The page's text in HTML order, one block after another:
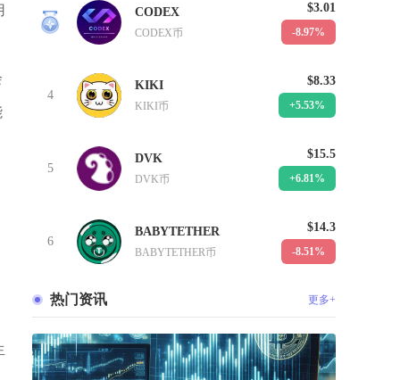
3
CODEX
CODEX币
$3.01
-8.97%
4
KIKI
KIKI币
$8.33
+5.53%
5
DVK
DVK币
$15.5
+6.81%
6
BABYTETHER
BABYTETHER币
$14.3
-8.51%
热门资讯 更多+